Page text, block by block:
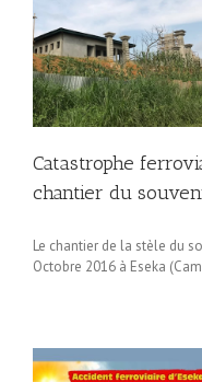
Catastrophe
chantier du
Le chantier de la stèle du
Octobre 2016 à Eseka